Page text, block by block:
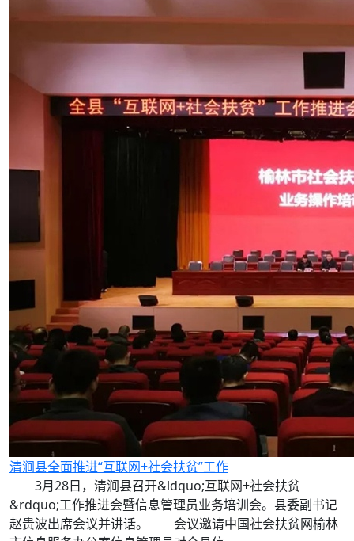
清涧县全面推进“互联网+社会扶贫”工作
3月28日，清涧县召开&ldquo;互联网+社会扶贫
&rdquo;工作推进会暨信息管理员业务培训会。县委副书记
赵贵波出席会议并讲话。 会议邀请中国社会扶贫网榆林